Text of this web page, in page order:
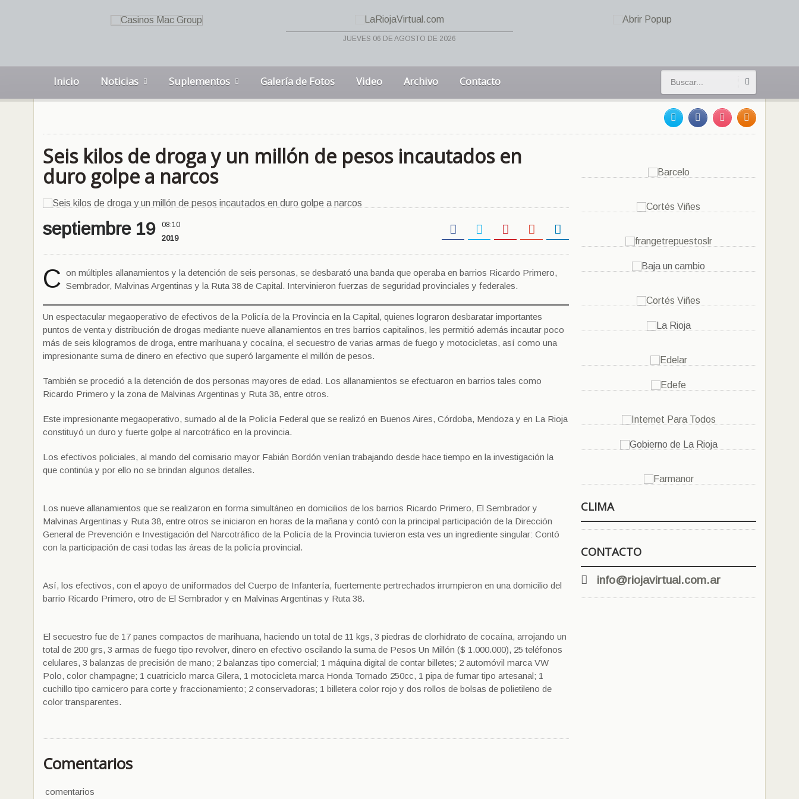
jueves 06 de agosto de 2026
Inicio Noticias Suplementos Galería de Fotos Video Archivo Contacto
Seis kilos de droga y un millón de pesos incautados en
duro golpe a narcos
septiembre 19 08:10
2019
C on múltiples allanamientos y la detención de seis personas, se desbarató una banda que operaba en barrios Ricardo Primero,
Sembrador, Malvinas Argentinas y la Ruta 38 de Capital. Intervinieron fuerzas de seguridad provinciales y federales.
Un espectacular megaoperativo de efectivos de la Policía de la Provincia en la Capital, quienes lograron desbaratar importantes
puntos de venta y distribución de drogas mediante nueve allanamientos en tres barrios capitalinos, les permitió además incautar poco
más de seis kilogramos de droga, entre marihuana y cocaína, el secuestro de varias armas de fuego y motocicletas, así como una
impresionante suma de dinero en efectivo que superó largamente el millón de pesos.
También se procedió a la detención de dos personas mayores de edad. Los allanamientos se efectuaron en barrios tales como
Ricardo Primero y la zona de Malvinas Argentinas y Ruta 38, entre otros.
Este impresionante megaoperativo, sumado al de la Policía Federal que se realizó en Buenos Aires, Córdoba, Mendoza y en La Rioja
constituyó un duro y fuerte golpe al narcotráfico en la provincia.
Los efectivos policiales, al mando del comisario mayor Fabián Bordón venían trabajando desde hace tiempo en la investigación la
que continúa y por ello no se brindan algunos detalles.
Los nueve allanamientos que se realizaron en forma simultáneo en domicilios de los barrios Ricardo Primero, El Sembrador y
Malvinas Argentinas y Ruta 38, entre otros se iniciaron en horas de la mañana y contó con la principal participación de la Dirección
General de Prevención e Investigación del Narcotráfico de la Policía de la Provincia tuvieron esta ves un ingrediente singular: Contó
con la participación de casi todas las áreas de la policía provincial.
Así, los efectivos, con el apoyo de uniformados del Cuerpo de Infantería, fuertemente pertrechados irrumpieron en una domicilio del
barrio Ricardo Primero, otro de El Sembrador y en Malvinas Argentinas y Ruta 38.
El secuestro fue de 17 panes compactos de marihuana, haciendo un total de 11 kgs, 3 piedras de clorhidrato de cocaína, arrojando un
total de 200 grs, 3 armas de fuego tipo revolver, dinero en efectivo oscilando la suma de Pesos Un Millón ($ 1.000.000), 25 teléfonos
celulares, 3 balanzas de precisión de mano; 2 balanzas tipo comercial; 1 máquina digital de contar billetes; 2 automóvil marca VW
Polo, color champagne; 1 cuatriciclo marca Gilera, 1 motocicleta marca Honda Tornado 250cc, 1 pipa de fumar tipo artesanal; 1
cuchillo tipo carnicero para corte y fraccionamiento; 2 conservadoras; 1 billetera color rojo y dos rollos de bolsas de polietileno de
color transparentes.
Comentarios
comentarios
CLIMA
CONTACTO
info@riojavirtual.com.ar